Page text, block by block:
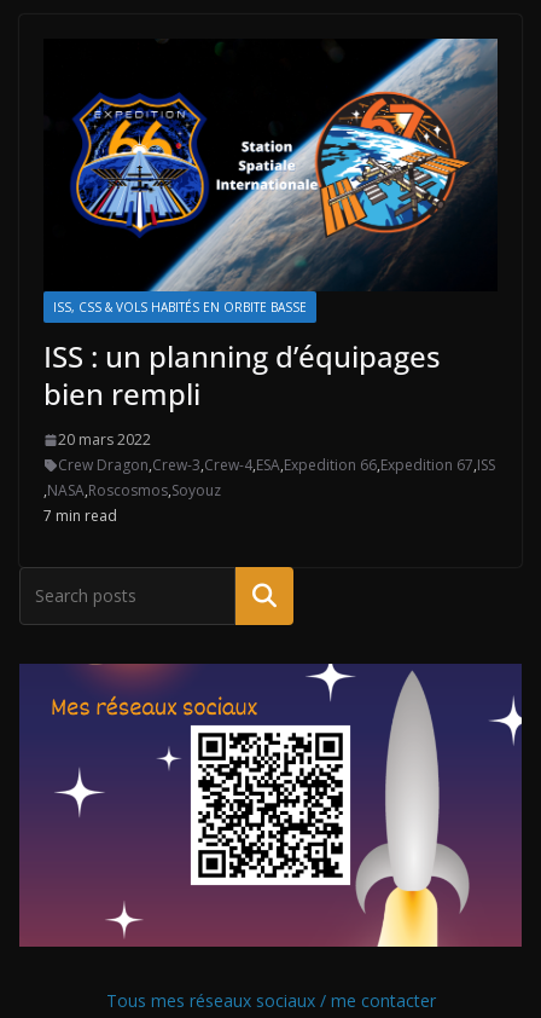
ISS, CSS & VOLS HABITÉS EN ORBITE BASSE
ISS : un planning d’équipages
bien rempli
20 mars 2022
Crew Dragon,Crew-3,Crew-4,ESA,Expedition 66,Expedition 67,ISS
,NASA,Roscosmos,Soyouz
7 min read
Tous mes réseaux sociaux / me contacter